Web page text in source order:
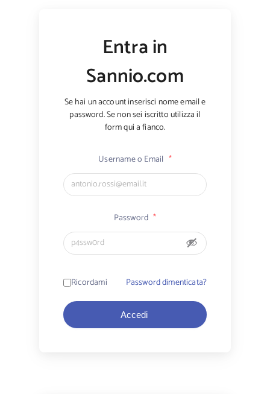
Entra in
Sannio.com
Se hai un account inserisci nome email e
password. Se non sei iscritto utilizza il
form qui a fianco.
Username o Email *
Password *
Ricordami Password dimenticata?
Accedi